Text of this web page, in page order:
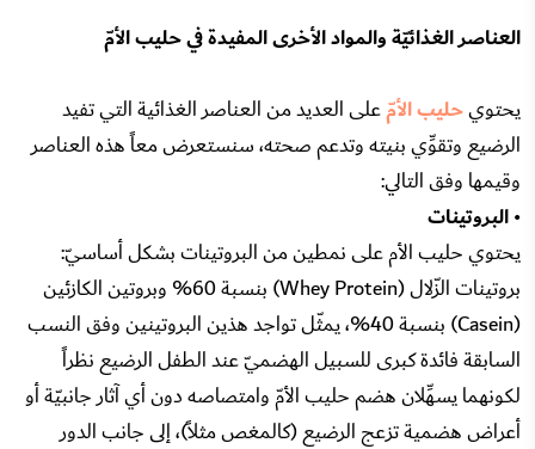
العناصر الغذائيّة والمواد الأخرى المفيدة في حليب الأمّ
يحتويحليب الأمّعلى العديد من العناصر الغذائية التي تفيد
الرضيع وتقوِّي بنيته وتدعم صحته، سنستعرض معاً هذه العناصر
وقيمها وفق التالي:
• البروتينات
يحتوي حليب الأم على نمطين من البروتينات بشكل أساسيّ:
بروتينات الزّلال (Whey Protein) بنسبة 60% وبروتين الكازئين
(Casein) بنسبة 40%، يمثّل تواجد هذين البروتينين وفق النسب
السابقة فائدة كبرى للسبيل الهضميّ عند الطفل الرضيع نظراً
لكونهما يسهِّلان هضم حليب الأمّ وامتصاصه دون أي آثار جانبيّة أو
أعراض هضمية تزعج الرضيع (كالمغص مثلاً)، إلى جانب الدور